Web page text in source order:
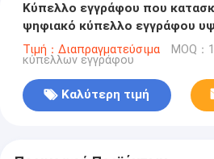
Κύπελλο εγγράφου που
ψηφιακό κύπελλο εγγράφου
που κατασκευάζει τη μηχανή
Τιμή：Διαπραγματεύσιμα MOQ：
κύπελλων εγγράφου
Καλύτερη τιμή